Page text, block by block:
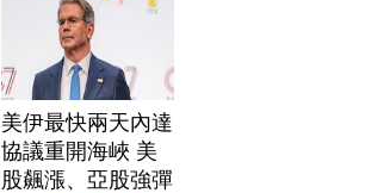
美伊最快兩天內達
協議重開海峽 美
股飆漲、亞股強彈